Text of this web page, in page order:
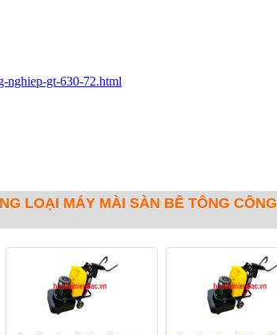
nghiep-gt-630-72.html
LOẠI MÁY MÀI SÀN BÊ TÔNG CÔNG